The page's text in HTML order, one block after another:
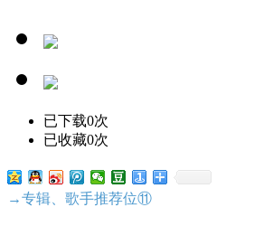
已下载0次
已收藏0次
→专辑、歌手推荐位⑪